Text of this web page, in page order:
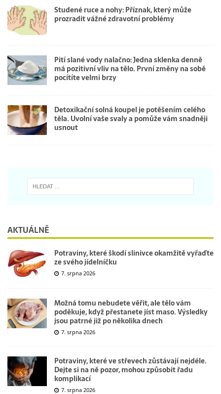
Studené ruce a nohy: Příznak, který může
prozradit vážné zdravotní problémy
Pití slané vody nalačno: Jedna sklenka denně
má pozitivní vliv na tělo. První změny na sobě
pocítíte velmi brzy
Detoxikační solná koupel je potěšením celého
těla. Uvolní vaše svaly a pomůže vám snadněji
usnout
AKTUÁLNĚ
Potraviny, které škodí slinivce okamžitě vyřaďte
ze svého jídelníčku
7. srpna 2026
Možná tomu nebudete věřit, ale tělo vám
poděkuje, když přestanete jíst maso. Výsledky
jsou patrné již po několika dnech
7. srpna 2026
Potraviny, které ve střevech zůstávají nejdéle.
Dejte si na ně pozor, mohou způsobit řadu
komplikací
7. srpna 2026